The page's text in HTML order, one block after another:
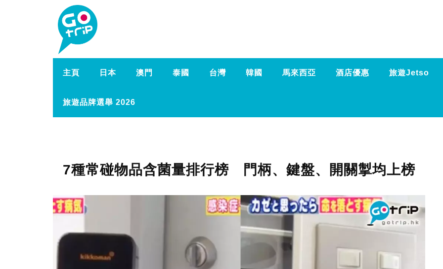
主頁 日本 澳門 泰國 台灣 韓國 馬來西亞 酒店優惠 旅遊Jetso
旅遊品牌選舉 2026
7種常碰物品含菌量排行榜 門柄、鍵盤、開關掣均上榜